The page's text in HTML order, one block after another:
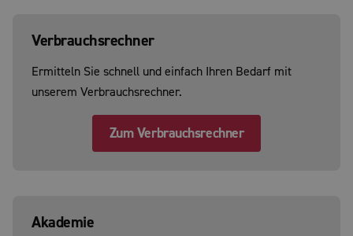
Verbrauchsrechner
Ermitteln Sie schnell und einfach Ihren Bedarf mit
unserem Verbrauchsrechner.
Zum Verbrauchsrechner
Akademie